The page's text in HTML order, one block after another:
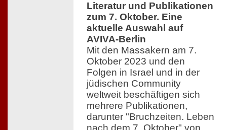
Literatur und Publikationen
zum 7. Oktober. Eine
aktuelle Auswahl auf
AVIVA-Berlin
Mit den Massakern am 7.
Oktober 2023 und den
Folgen in Israel und in der
jüdischen Community
weltweit beschäftigen sich
mehrere Publikationen,
darunter "Bruchzeiten. Leben